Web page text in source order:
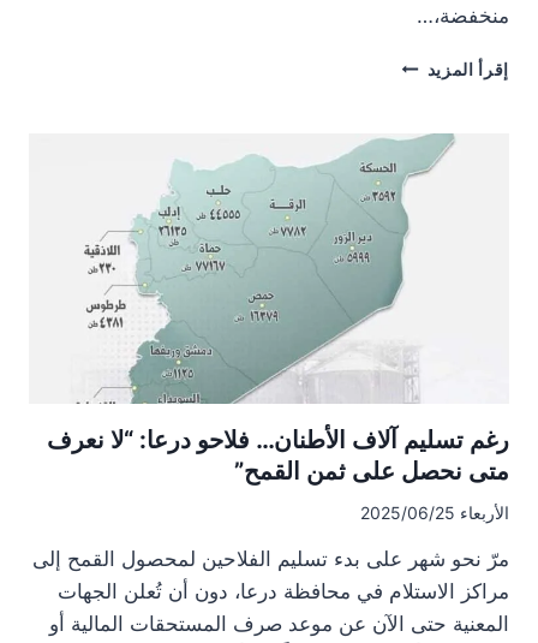
منخفضة،…
إقرأ المزيد إنتاج
في
درعا
يقابله
تراجع
في
الأسعار
رغم تسليم آلاف الأطنان… فلاحو درعا: “لا نعرف
متى نحصل على ثمن القمح”
الأربعاء 2025/06/25
مرّ نحو شهر على بدء تسليم الفلاحين لمحصول القمح إلى
مراكز الاستلام في محافظة درعا، دون أن تُعلن الجهات
المعنية حتى الآن عن موعد صرف المستحقات المالية أو